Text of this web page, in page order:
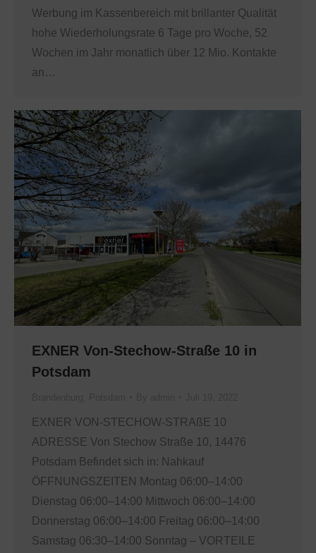
Werbung im Kassenbereich mit brillanter Qualität
hohe Wiederholungsrate 6 Tage pro Woche, 52
Wochen im Jahr monatlich über 12 Mio. Kontakte
an…
EXNER Von-Stechow-Straße 10 in
Potsdam
EXNER VON-STECHOW-STRAßE 10
ADRESSE Von Stechow Straße 10, 14476
Potsdam Befindet sich in: Nahkauf
ÖFFNUNGSZEITEN Montag 06:00–14:00
Dienstag 06:00–14:00 Mittwoch 06:00–14:00
Donnerstag 06:00–14:00 Freitag 06:00–14:00
Samstag 06:30–14:00 Sonntag – VORTEILE